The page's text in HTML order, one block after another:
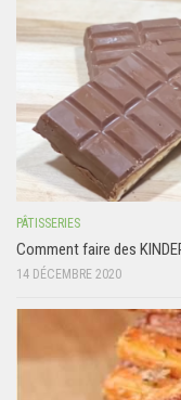
PÂTISSERIES
Comment faire des
14 DÉCEMBRE 2020